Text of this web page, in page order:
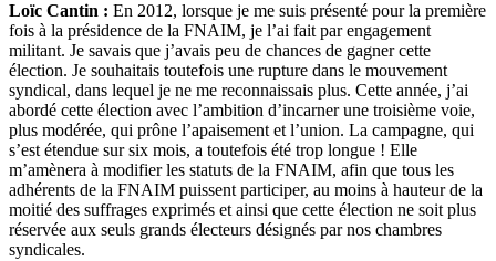
Loïc Cantin : En 2012, lorsque je me suis présenté pour la première
fois à la présidence de la FNAIM, je l’ai fait par engagement
militant. Je savais que j’avais peu de chances de gagner cette
élection. Je souhaitais toutefois une rupture dans le mouvement
syndical, dans lequel je ne me reconnaissais plus. Cette année, j’ai
abordé cette élection avec l’ambition d’incarner une troisième voie,
plus modérée, qui prône l’apaisement et l’union. La campagne, qui
s’est étendue sur six mois, a toutefois été trop longue ! Elle
m’amènera à modifier les statuts de la FNAIM, afin que tous les
adhérents de la FNAIM puissent participer, au moins à hauteur de la
moitié des suffrages exprimés et ainsi que cette élection ne soit plus
réservée aux seuls grands électeurs désignés par nos chambres
syndicales.